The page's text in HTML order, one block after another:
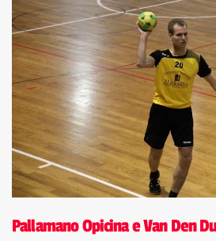
Pallamano Opicina e Van Den